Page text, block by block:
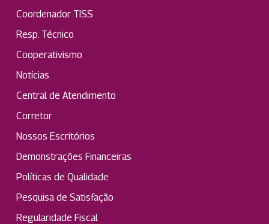
Coordenador TISS
Resp. Técnico
Cooperativismo
Notícias
Central de Atendimento
Corretor
Nossos Escritórios
Demonstrações Financeiras
Políticas de Qualidade
Pesquisa de Satisfação
Regularidade Fiscal